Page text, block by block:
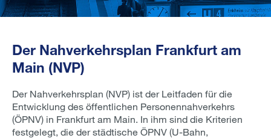
Der Nahverkehrsplan Frankfurt am
Main (NVP)
Der Nahverkehrsplan (NVP) ist der Leitfaden für die
Entwicklung des öffentlichen Personennahverkehrs
(ÖPNV) in Frankfurt am Main. In ihm sind die Kriterien
festgelegt, die der städtische ÖPNV (U-Bahn,